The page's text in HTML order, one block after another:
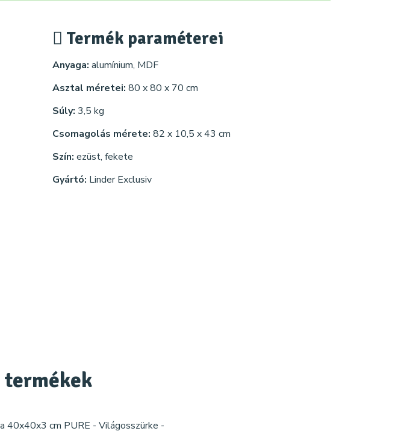
Termék paraméterei
Anyaga: alumínium, MDF
Asztal méretei: 80 x 80 x 70 cm
Súly: 3,5 kg
Csomagolás mérete: 82 x 10,5 x 43 cm
Szín: ezüst, fekete
Gyártó: Linder Exclusiv
termékek